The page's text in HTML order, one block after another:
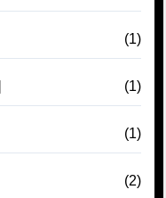
(1)
(1)
(1)
(2)